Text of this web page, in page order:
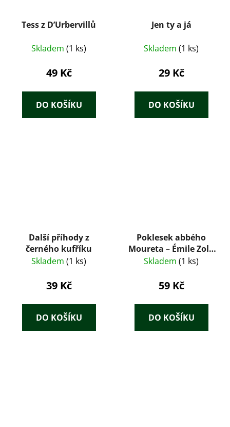
Tess z D’Urbervillů
Skladem (1 ks)
49 Kč
DO KOŠÍKU
Jen ty a já
Skladem (1 ks)
29 Kč
DO KOŠÍKU
Další příhody z
černého kufříku
Skladem (1 ks)
39 Kč
DO KOŠÍKU
Poklesek abbého
Moureta – Émile Zola
(1923)
Skladem (1 ks)
59 Kč
DO KOŠÍKU